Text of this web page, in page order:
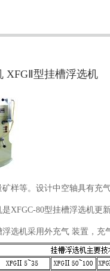
XFGⅡ型挂槽浮选机
样等。设计中空轴具有充
XFGC-80型挂槽浮选机更
选机采用外充气 装置，充